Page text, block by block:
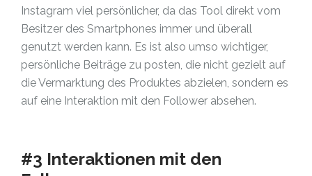
Instagram viel persönlicher, da das Tool direkt vom
Besitzer des Smartphones immer und überall
genutzt werden kann. Es ist also umso wichtiger,
persönliche Beiträge zu posten, die nicht gezielt auf
die Vermarktung des Produktes abzielen, sondern es
auf eine Interaktion mit den Follower absehen.
#3 Interaktionen mit den